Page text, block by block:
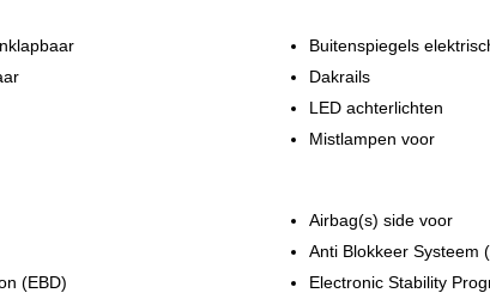
Buitenspiegels
Dakrails
LED achterlichten
Mistlampen voor
Airbag(s) side voor
Anti Blokkeer Systeem
(EBD)
Electronic Stability